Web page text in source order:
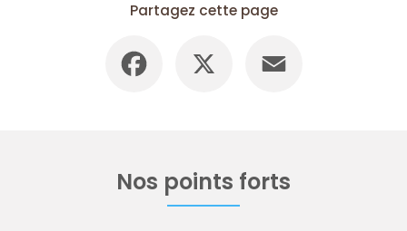
Partagez cette page
Nos points forts